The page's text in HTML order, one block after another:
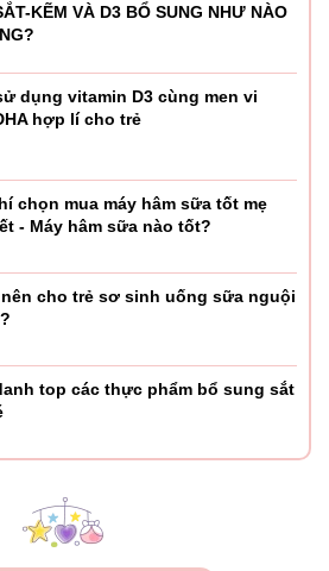
thể trong thời gian thai kỳ hoặc
mẹ sau sinh Pregnacare Breast-
loại: 56 viên nâu (Pregnacare
vitamin, chất khoáng, axit amin -
3): Viên dầu cá tinh khiết chứa
của DHA
DHA thiết yếu cho sản phụ
6-9 tháng tính từ sau khi sinh
khỏe, làm giảm những cảm giác
sinh
canxi giúp hỗ trợ xương chắc
chiều cao tốt
KẼM VÀ D3 BỔ SUNG NHƯ NÀO
dụng vitamin D3 cùng men vi
hợp lí cho trẻ
chọn mua máy hâm sữa tốt mẹ
- Máy hâm sữa nào tốt?
nên cho trẻ sơ sinh uống sữa nguội
top các thực phẩm bổ sung sắt